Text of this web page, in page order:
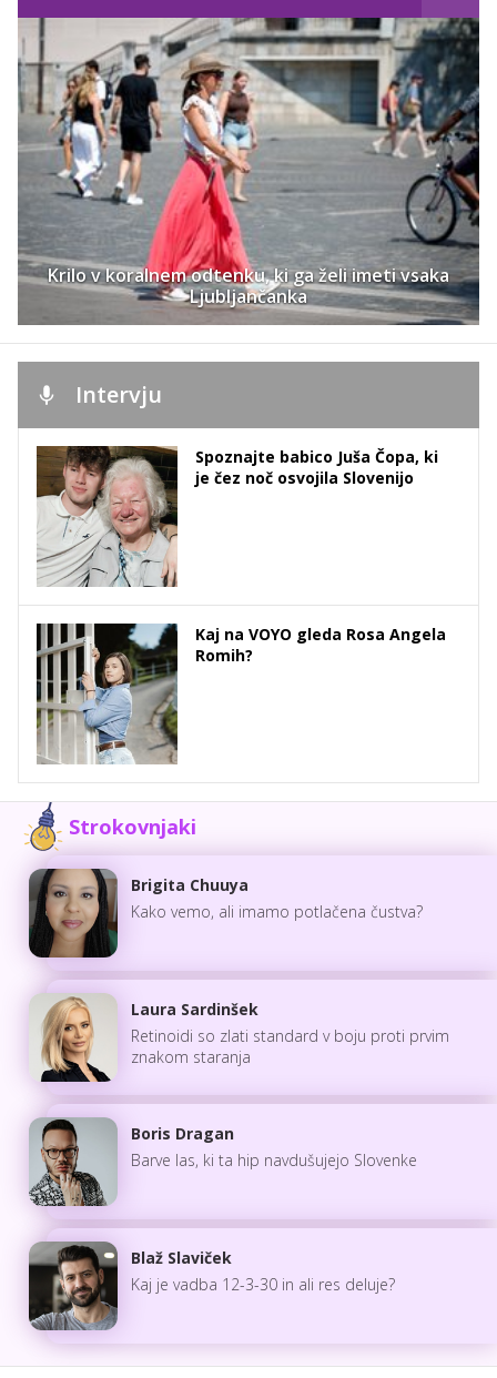
Krilo v koralnem odtenku, ki ga želi imeti vsaka
Ljubljančanka
Intervju
Spoznajte babico Juša Čopa, ki
je čez noč osvojila Slovenijo
Kaj na VOYO gleda Rosa Angela
Romih?
Strokovnjaki
Brigita Chuuya
Kako vemo, ali imamo potlačena čustva?
Laura Sardinšek
Retinoidi so zlati standard v boju proti prvim
znakom staranja
Boris Dragan
Barve las, ki ta hip navdušujejo Slovenke
Blaž Slaviček
Kaj je vadba 12-3-30 in ali res deluje?